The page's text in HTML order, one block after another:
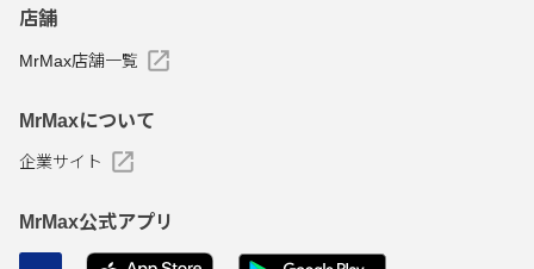
店舗
MrMax店舗一覧
MrMaxについて
企業サイト
MrMax公式アプリ